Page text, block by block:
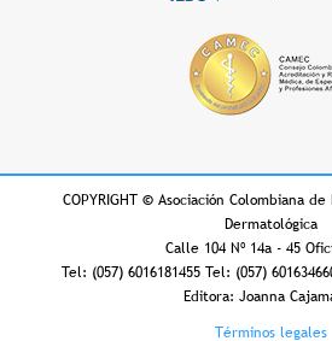
COPYRIGHT © Asociación Colombiana
Dermatológica
Calle 104 Nº 14a - 45
Tel: (057) 6016181455 Tel: (057)
Editora: Joanna
Términos legales